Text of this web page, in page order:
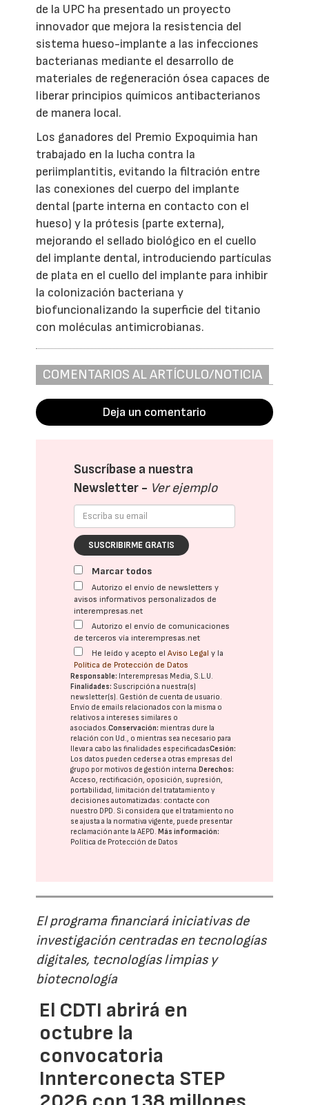
de la UPC ha presentado un proyecto
innovador que mejora la resistencia del
sistema hueso-implante a las infecciones
bacterianas mediante el desarrollo de
materiales de regeneración ósea capaces de
liberar principios químicos antibacterianos
de manera local.
Los ganadores del Premio Expoquimia han
trabajado en la lucha contra la
periimplantitis, evitando la filtración entre
las conexiones del cuerpo del implante
dental (parte interna en contacto con el
hueso) y la prótesis (parte externa),
mejorando el sellado biológico en el cuello
del implante dental, introduciendo partículas
de plata en el cuello del implante para inhibir
la colonización bacteriana y
biofuncionalizando la superficie del titanio
con moléculas antimicrobianas.
COMENTARIOS AL ARTÍCULO/NOTICIA
Deja un comentario
Suscríbase a nuestra
Newsletter - Ver ejemplo
SUSCRIBIRME GRATIS
Marcar todos
Autorizo el envío de newsletters y
avisos informativos personalizados de
interempresas.net
Autorizo el envío de comunicaciones
de terceros vía interempresas.net
He leído y acepto elAviso Legal y la
Política de Protección de Datos
Responsable: Interempresas Media, S.L.U.
Finalidades: Suscripción a nuestra(s)
newsletter(s). Gestión de cuenta de usuario.
Envío de emails relacionados con la misma o
relativos a intereses similares o
asociados.Conservación: mientras dure la
relación con Ud., o mientras sea necesario para
llevar a cabo las finalidades especificadasCesión:
Los datos pueden cederse a otras empresas del
grupo por motivos de gestión interna.Derechos:
Acceso, rectificación, oposición, supresión,
portabilidad, limitación del tratatamiento y
decisiones automatizadas: contacte con
nuestro DPD. Si considera que el tratamiento no
se ajusta a la normativa vigente, puede presentar
reclamación ante laAEPD.Más información:
Política de Protección de Datos
El programa financiará iniciativas de
investigación centradas en tecnologías
digitales, tecnologías limpias y
biotecnología
El CDTI abrirá en
octubre la
convocatoria
Innterconecta STEP